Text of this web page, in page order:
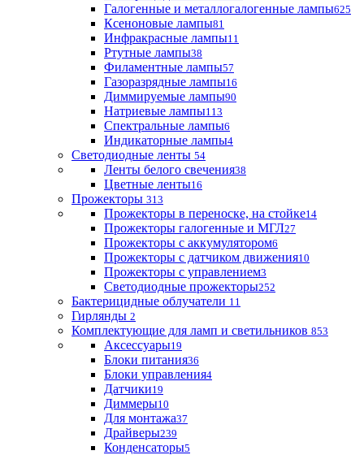
Галогенные и металлогалогенные лампы625
Ксеноновые лампы81
Инфракрасные лампы11
Ртутные лампы38
Филаментные лампы57
Газоразрядные лампы16
Диммируемые лампы90
Натриевые лампы113
Спектральные лампы6
Индикаторные лампы4
Светодиодные ленты 54
Ленты белого свечения38
Цветные ленты16
Прожекторы 313
Прожекторы в переноске, на стойке14
Прожекторы галогенные и МГЛ27
Прожекторы с аккумулятором6
Прожекторы с датчиком движения10
Прожекторы с управлением3
Светодиодные прожекторы252
Бактерицидные облучатели 11
Гирлянды 2
Комплектующие для ламп и светильников 853
Аксессуары19
Блоки питания36
Блоки управления4
Датчики19
Диммеры10
Для монтажа37
Драйверы239
Конденсаторы5